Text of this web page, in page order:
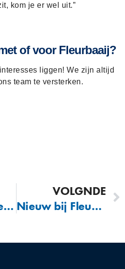
kom je er wel uit.”
of voor Fleurbaaij?
liggen! We zijn altijd
team te versterken.
Fleurbaaij weer jaarlijkse VCA audit behaald!
VOLGNDE
Nieuw bij Fleurbaaij: Nicol Vering